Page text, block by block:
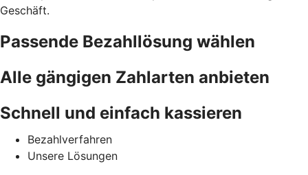
Geschäft.
Passende Bezahllösung wählen
Alle gängigen Zahlarten anbieten
Schnell und einfach kassieren
Bezahlverfahren
Unsere Lösungen